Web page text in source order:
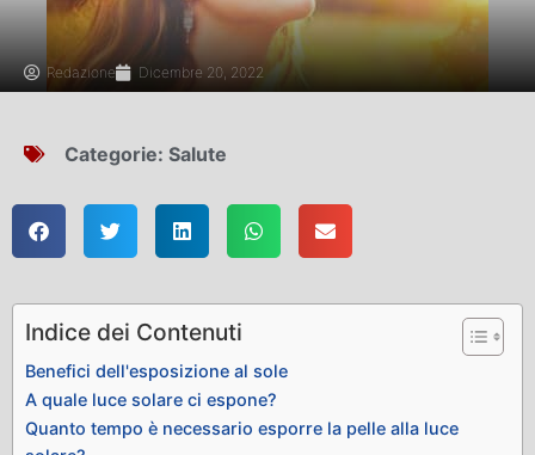
Redazione Dicembre 20, 2022
Categorie: Salute
Indice dei Contenuti
Benefici dell'esposizione al sole
A quale luce solare ci espone?
Quanto tempo è necessario esporre la pelle alla luce